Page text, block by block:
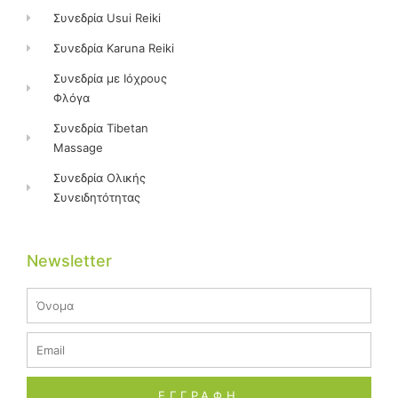
Συνεδρία Usui Reiki
Συνεδρία Karuna Reiki
Συνεδρία με Ιόχρους
Φλόγα
Συνεδρία Tibetan
Massage
Συνεδρία Ολικής
Συνειδητότητας
Newsletter